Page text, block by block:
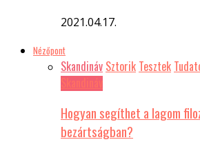
2021.04.17.
Nézőpont
Skandináv Sztorik Tesztek
Hogyan segíthet a lagom
bezártságban?